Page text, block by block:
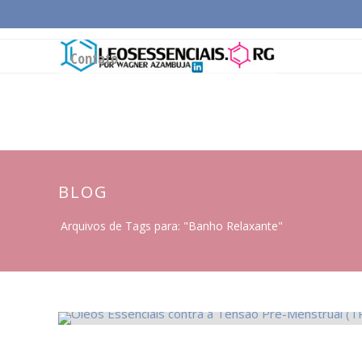
Contato
BLOG
Arquivos de Tags para: "Banho Relaxante"